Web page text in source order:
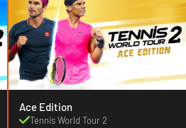
Ace Edition
Tennis World Tour 2